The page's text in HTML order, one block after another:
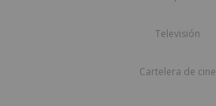
Televisión
Cartelera de cine